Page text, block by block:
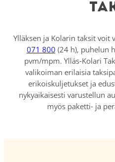
Ylläksen ja Kolarin taksit voit
071 800 (24 h), puhelun
pvm/mpm. Ylläs-Kolari
valikoiman erilaisia
erikoiskuljetukset ja
nykyaikaisesti varustellun
myös paketti- ja